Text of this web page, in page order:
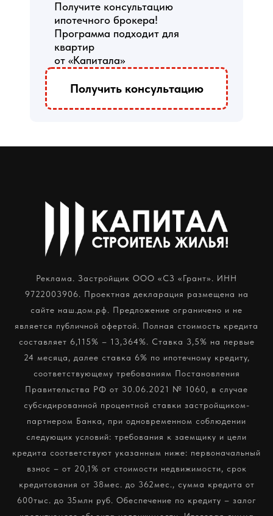
Получите консультацию
ипотечного брокера!
Программа подходит для
квартир
от «Капитала»
Получить консультацию
Реклама. Застройщик ООО «СЗ «Грант». ИНН
9722003906. Проектная декларация размещена на
сайте наш.дом.рф. Предложение ограничено и не
является публичной офертой. Полная стоимость кредита
составляет 6,115% – 13,364%. Ставка 3,5% на первые
24 месяца, далее ставка 6% по ипотечному кредиту,
соответствующему требованиям Постановления
Правительства РФ от 30.06.2021 № 1060, в случае
субсидированной процентной ставки застройщиком-
партнером Банка, при одновременном соблюдении
следующих условий: требования к заемщику и цели
кредита соответствуют указанным ниже: первоначальный
взнос – от 20,1% от стоимости недвижимости, срок
кредитования от 38мес. до 362мес., сумма кредита от
600тыс. до 35млн руб. Обеспечение по кредиту – залог